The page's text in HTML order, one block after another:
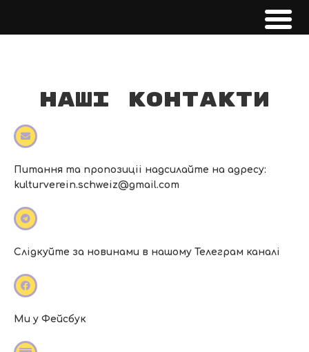
Наші контакти
Питання та пропозиціі надсилайте на адресу:
kulturverein.schweiz@gmail.com
Слідкуйте за новинами в нашому Телеграм каналі
Ми у Фейсбук